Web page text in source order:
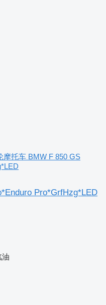
摩托车 BMW F 850 GS
Pro*GrfHzg*LED
油